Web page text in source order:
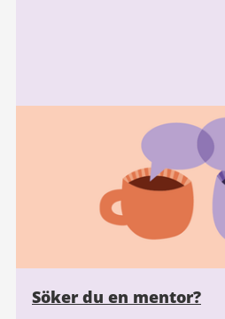
Söker du en mentor?